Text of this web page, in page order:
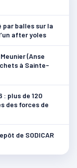
par balles sur la
after yoles
(Anse
à Sainte-
: plus de 120
des forces de
de SODICAR